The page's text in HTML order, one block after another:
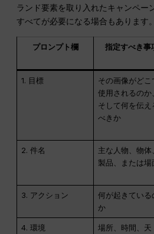
ランド要素を取り入れたキャンペー
すべてが必要になる場合もあります
プロンプト欄 指定すべき事
1. 目標
その画像がどこ
使用されるのか
そして何を伝え
べきか
2. 件名
主な人物、物体
製品、または場
3. アクション
何が起きている
か
4. 環境
場所、時間、天